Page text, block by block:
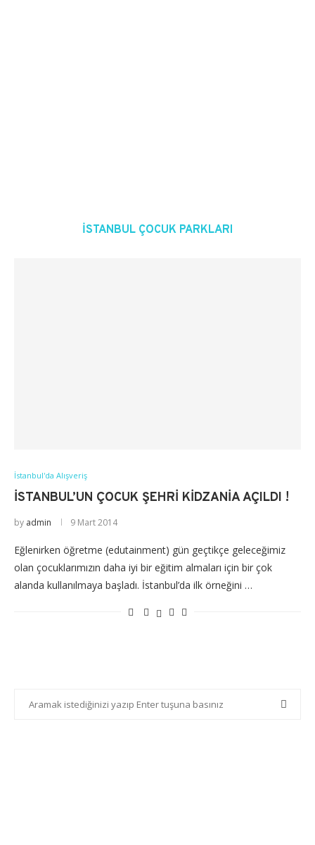
ISTANBUL ÇOCUK PARKLARI
İstanbul'da Alışveriş
İSTANBUL’UN ÇOCUK ŞEHRI KIDZANIA AÇILDI !
by admin 9 Mart 2014
Eğlenirken öğretme (edutainment) gün geçtikçe geleceğimiz
olan çocuklarımızın daha iyi bir eğitim almaları için bir çok
alanda kullanılmaya başladı. İstanbul’da ilk örneğini …